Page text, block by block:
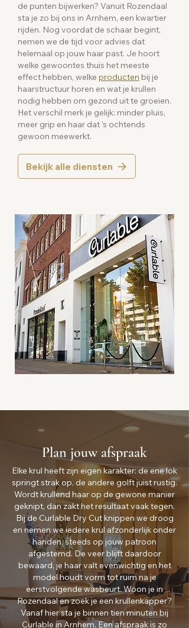
de punten bijwerken? Vanuit Rozendaal
sta je zo bij ons in Arnhem, een kwartier
rijden. Nog voordat de schaar begint,
nemen we de tijd voor advies dat
helemaal op jouw haar past. Je hoort
welke gewoontes thuis het meeste
effect hebben, welke producten bij je
haarstructuur horen en wat je krullen
nodig hebben om gezond uit te groeien.
Het verschil merk je gelijk: minder pluis,
meer grip en haar dat 's ochtends
gewoon meewerkt.
Bekijk alle diensten
Plan jouw afspraak
Elke krul heeft zijn eigen karakter: de ene lok
springt strak op, de andere golft juist rustig.
Wordt krullend haar op de gewone manier
geknipt, dan zakt het resultaat vaak tegen.
Bij de Curlable Dry Cut knippen we droog
en nemen we iedere krul afzonderlijk onder
handen, steeds op jouw patroon
afgestemd. De veer blijft daardoor
bewaard, je haar valt evenwichtig en het
model houdt vorm tot ruim na je
eerstvolgende wasbeurt. Woon je in
Rozendaal en zoek je een krullenkapper?
Vanaf hier sta je binnen tien minuten bij
Curlable in Arnhem. Een afspraak is zo